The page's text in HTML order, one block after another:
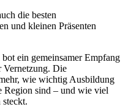
die besten
und kleinen Präsenten
ein gemeinsamer Empfang
Vernetzung. Die
wie wichtig Ausbildung
Region sind – und wie viel